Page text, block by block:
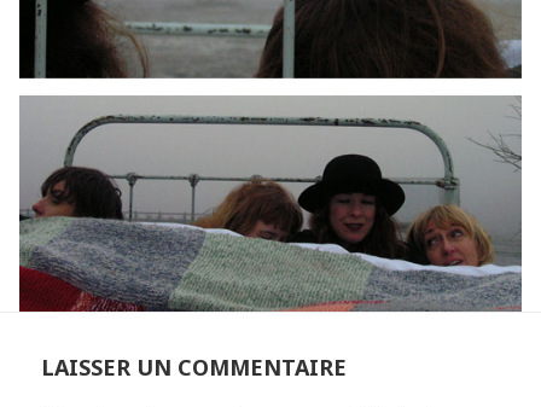
LAISSER UN COMMENTAIRE